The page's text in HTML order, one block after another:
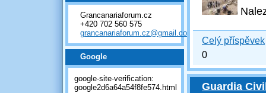
Grancanariaforum.cz
+420 702 560 575
grancanariaforum.cz@gmail.com
Google
google-site-verification:
google2d6a64a54f8fe574.html
Celý příspěvek
0
Guardia